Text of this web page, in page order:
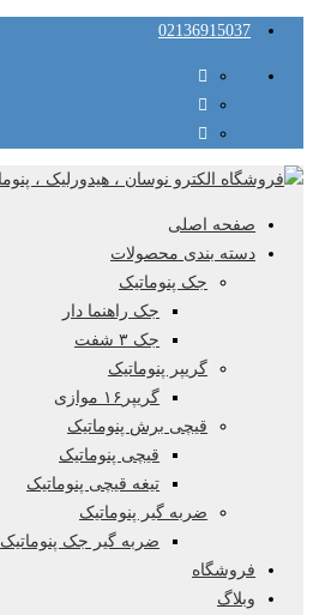
02136915037
صفحه اصلی
دسته بندی محصولات
جک پنوماتیک
جک راهنما دار
جک ۳ شفت
گریپر پنوماتیک
گریپر۱۶ موازی
قیچی برش پنوماتیک
قیچی پنوماتیک
تیغه قیچی پنوماتیک
ضربه گیر پنوماتیک
ضربه گیر جک پنوماتیک
فروشگاه
وبلاگ